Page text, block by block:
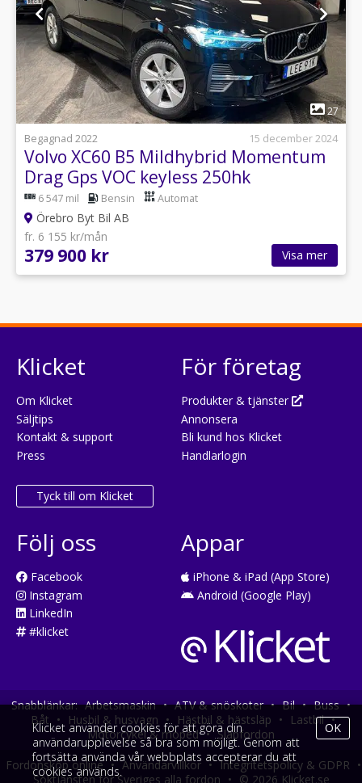
1
27
Begagnad 2022
15 december 2024
Volvo XC60 B5 Mildhybrid Momentum
Drag Gps VOC keyless 250hk
6 547 mil Bensin Automat
Örebro Byt Bil AB
fr. 6 155 kr/mån
379 900 kr Visa mer
Klicket
Om Klicket
Säljtips
Kontakt & support
Press
Tyck till om Klicket
För företag
Produkter & tjänster
Annonsera
Bli kund hos Klicket
Handlarlogin
Följ oss
Facebook
Instagram
LinkedIn
#klicket
Appar
iPhone & iPad (App Store)
Android (Google Play)
Snabblänkar: Arbetsmaskin • ATV & snöskoter • Bil • Buss •
Båt • Husbil & husvagn • Hästbil & hästsläp • Lastbil •
Motorcykel & moped • Släpfordon
Fordonsköp online • Användarvillkor • Integritetspolicy & GDPR •
Söktjänsten för Sveriges alla fordon • © 2026 Klicket.se
Klicket använder cookies för att göra din
användarupplevelse så bra som möjligt. Genom att
fortsätta använda vår webbplats accepterar du att
cookies används.
OK